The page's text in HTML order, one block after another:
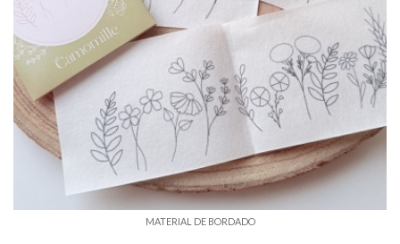
MATERIAL DE BORDADO